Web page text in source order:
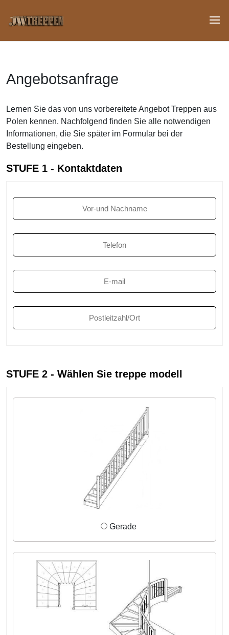
Angebotsanfrage
Lernen Sie das von uns vorbereitete Angebot Treppen aus
Polen kennen. Nachfolgend finden Sie alle notwendigen
Informationen, die Sie später im Formular bei der
Bestellung eingeben.
STUFE 1 - Kontaktdaten
STUFE 2 - Wählen Sie treppe modell
Gerade